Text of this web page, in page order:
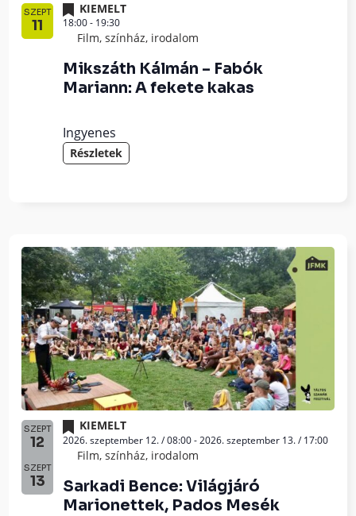
SZEPT
11
Mikszáth Kálmán – Fabók
Mariann: A fekete kakas
KIEMELT
18:00- 19:30
Film, színház, irodalom
Ingyenes
Részletek
SZEPT
12
SZEPT
13
Sarkadi Bence: Világjáró
Marionettek, Pados Mesék
KIEMELT
2026. szeptember 12. / 08:00-2026. szeptember 13. / 17:00
Film, színház, irodalom